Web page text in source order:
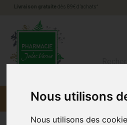
Nous utilisons
Nous utilisons des
Livraison gratuite dès 89€ d’achats *
Menu